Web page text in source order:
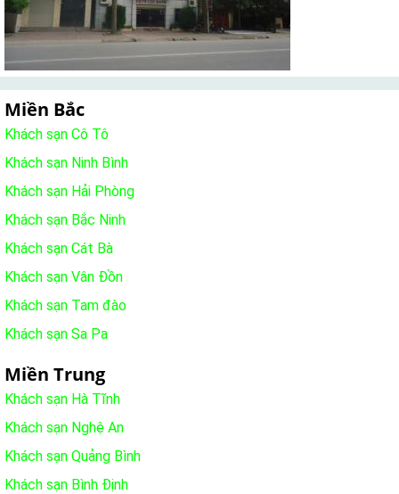
Miền Bắc
Khách sạn Cô Tô
Khách sạn Ninh Bình
Khách sạn Hải Phòng
Khách sạn Bắc Ninh
Khách sạn Cát Bà
Khách sạn Vân Đồn
Khách sạn Tam đào
Khách sạn Sa Pa
Miền Trung
Khách sạn Hà Tĩnh
Khách sạn Nghệ An
Khách sạn Quảng Bình
Khách sạn Bình Định